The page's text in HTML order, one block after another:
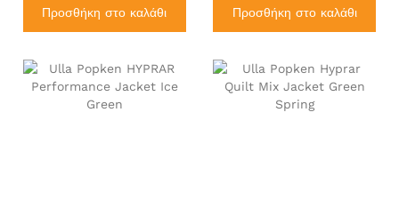
Προσθήκη στο καλάθι Προσθήκη στο καλάθι